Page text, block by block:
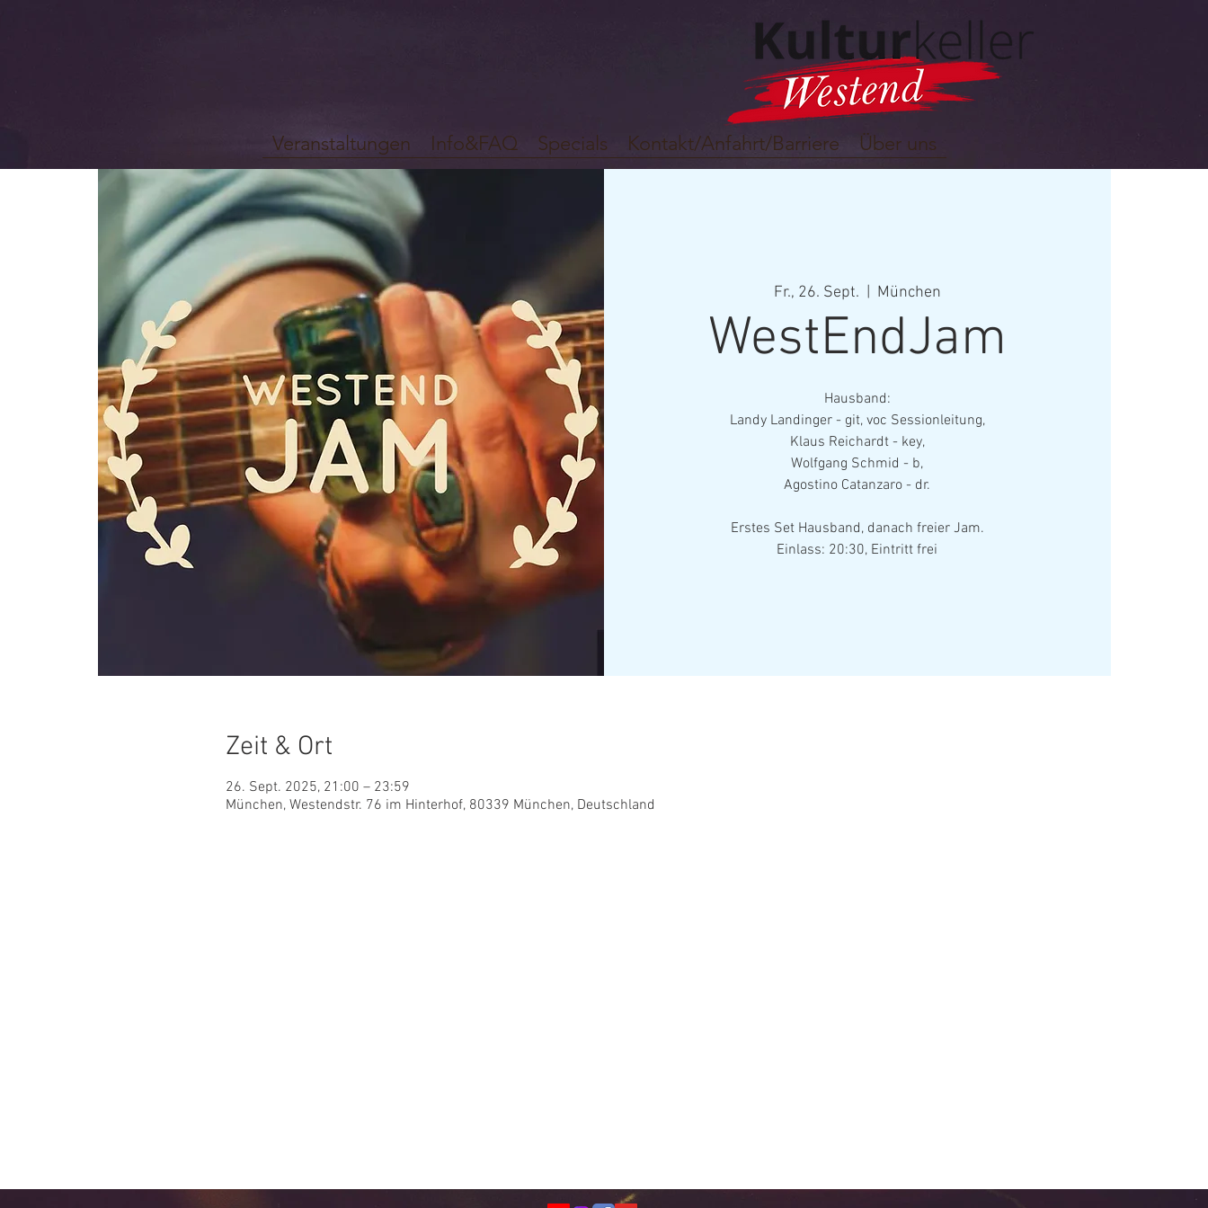
Veranstaltungen Info&FAQ Specials Kontakt/Anfahrt/Barriere Über uns
Fr., 26. Sept.
  |
München
WestEndJam
Hausband:
Landy Landinger - git, voc Sessionleitung,
Klaus Reichardt - key,
Wolfgang Schmid - b,
Agostino Catanzaro - dr.
Erstes Set Hausband, danach freier Jam.
Einlass: 20:30, Eintritt frei
Zeit & Ort
26. Sept. 2025, 21:00 – 23:59
München, Westendstr. 76 im Hinterhof, 80339 München, Deutschland